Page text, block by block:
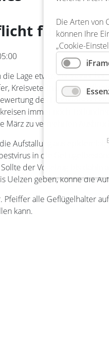
für
die Lage etwas entspannt
Kreisveterinär des
des Landkreises
immer noch
März zu vermehrten
Aufstallung aus
in die
der Vogelzug bis dahin
Uelzen geben, könne die
Pfeiffer alle Geflügelhalter
kann.
Die Arten von
können Ihre
„Cookie-